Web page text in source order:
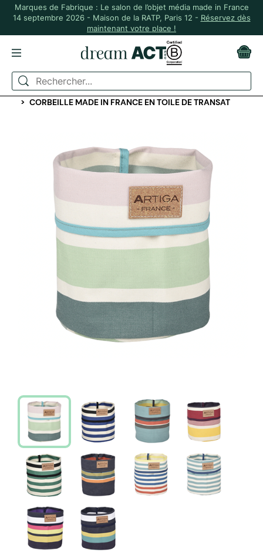
Marques de Fabrique : Le salon de l’objet média made in France
14 septembre 2026 - Maison de la RATP, Paris 12 - Réservez dès
maintenant votre place !
ACCUEIL
MAISON & PLANTES
ART DE LA TABLE ET CUISINE
CORBEILLE MADE IN FRANCE EN TOILE DE TRANSAT